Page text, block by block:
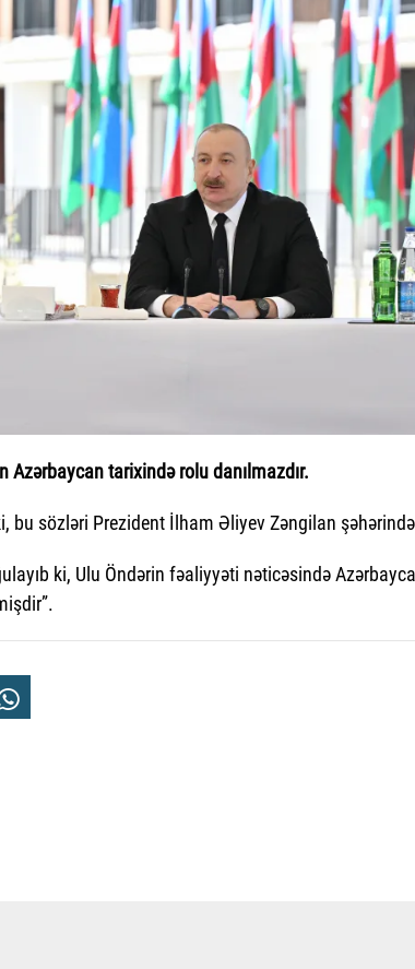
Azərbaycan tarixində rolu danılmazdır.
bu sözləri Prezident İlham Əliyev Zəngilan
ki, Ulu Öndərin fəaliyyəti nəticəsində